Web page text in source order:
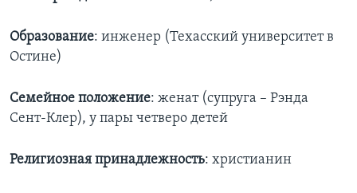
Образование: инженер (Техасский университет в
Остине)
Семейное положение: женат (супруга – Рэнда
Сент-Клер), у пары четверо детей
Религиозная принадлежность: христианин